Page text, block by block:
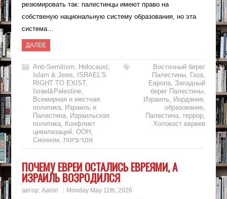
резюмировать так: палестинцы имеют право на
собственую национальную систему образования, но эта
система…
ДАЛЕЕ
Anti-Semitism, Holocaust,
Islam & Jews,
ISRAEL'S
RIGHT TO EXIST,
Israel&Palestine,
Всемирная и местная
политика, Израиль и
Палестина, Израильская
политика, Конфликт
цивилизаций, ООН ,
Сионизм, אנטי-ציונות
Восточный берег
Палестины, Газа,
Европа,Западный
берег Палестины,
Израиль, Иордания,
образование,
Палестина,террор,
Холокост евреев
ПОЧЕМУ ЕВРЕИ ОСТАЛИСЬ ЕВРЕЯМИ, А
ИЗРАИЛЬ ВОЗРОДИЛСЯ
автор: Aaron Monday May 11th, 2026